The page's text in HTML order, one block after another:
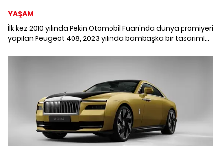
YAŞAM
İlk kez 2010 yılında Pekin Otomobil Fuarı'nda dünya prömiyeri
yapılan Peugeot 408, 2023 yılında bambaşka bir tasarımla
çeken yeni Peugeot 408 hakkında bilmeniz gereken her